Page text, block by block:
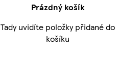
Prázdný košík
Tady uvidíte položky přidané do
košíku